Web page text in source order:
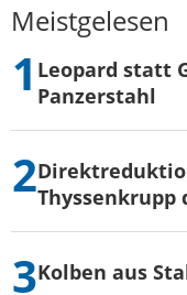
Meistgelesen
Leopard statt
Panzerstahl
Thyssenkrupp
Kolben aus